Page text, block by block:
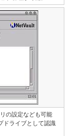
の設定なども可能
ドライブとして認識